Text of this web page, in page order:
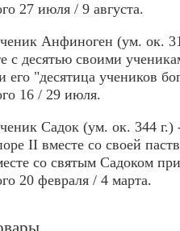
27 июля / 9 августа.
Анфиноген (ум. ок.
с десятью своими
его "десятица учеников
16 / 29 июля.
Садок (ум. ок. 344 г.)
II вместе со своей
со святым Садоком
20 февраля / 4 марта.